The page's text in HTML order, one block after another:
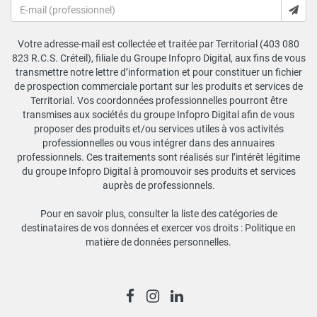
Votre adresse-mail est collectée et traitée par Territorial (403 080
823 R.C.S. Créteil), filiale du Groupe Infopro Digital, aux fins de vous
transmettre notre lettre d’information et pour constituer un fichier
de prospection commerciale portant sur les produits et services de
Territorial. Vos coordonnées professionnelles pourront être
transmises aux sociétés du groupe Infopro Digital afin de vous
proposer des produits et/ou services utiles à vos activités
professionnelles ou vous intégrer dans des annuaires
professionnels. Ces traitements sont réalisés sur l’intérêt légitime
du groupe Infopro Digital à promouvoir ses produits et services
auprès de professionnels.
Pour en savoir plus, consulter la liste des catégories de
destinataires de vos données et exercer vos droits : Politique en
matière de données personnelles.